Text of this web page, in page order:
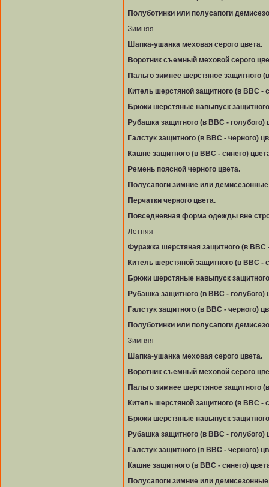
Полуботинки или полусапоги
Зимняя
Шапка-ушанка меховая серого цвета.
Воротник съемный меховой серого
Пальто зимнее шерстяное защитного
Китель шерстяной защитного (в ВВС -
Брюки шерстяные навыпуск
Рубашка защитного (в ВВС - голубого)
Галстук защитного (в ВВС - черного)
Кашне защитного (в ВВС - синего)
Ремень поясной черного цвета.
Полусапоги зимние или
Перчатки черного цвета.
Повседневная форма одежды вне
Летняя
Фуражка шерстяная защитного (в ВВС
Китель шерстяной защитного (в ВВС -
Брюки шерстяные навыпуск
Рубашка защитного (в ВВС - голубого)
Галстук защитного (в ВВС - черного)
Полуботинки или полусапоги
Зимняя
Шапка-ушанка меховая серого цвета.
Воротник съемный меховой серого
Пальто зимнее шерстяное защитного
Китель шерстяной защитного (в ВВС -
Брюки шерстяные навыпуск
Рубашка защитного (в ВВС - голубого)
Галстук защитного (в ВВС - черного)
Кашне защитного (в ВВС - синего)
Полусапоги зимние или